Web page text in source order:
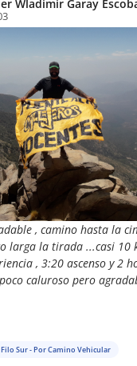
Wladimir Garay
, camino hasta la
larga la tirada ...casi 10
, 3:20 ascenso y 2
caluroso pero
Filo Sur - Por Camino Vehicular